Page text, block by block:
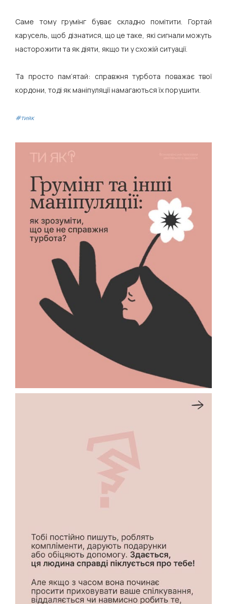
Саме тому грумінг буває складно помітити. Гортай
карусель, щоб дізнатися, що це таке, які сигнали можуть
насторожити та як діяти, якщо ти у схожій ситуації.
Та просто пам’ятай: справжня турбота поважає твої
кордони, тоді як маніпуляції намагаються їх порушити.
#тияк